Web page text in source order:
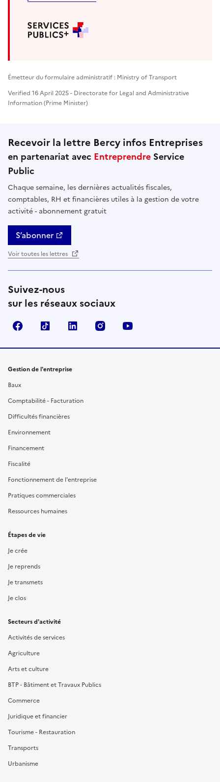
Émetteur du formulaire administratif : Ministry of Transport
Verified 16 April 2025 - Directorate for Legal and Administrative
Information (Prime Minister)
Recevoir la lettre Bercy infos Entreprises
en partenariat avec Entreprendre Service
Public
Chaque semaine, les dernières actualités fiscales,
comptables, RH et financières utiles à la gestion de votre
activité - abonnement gratuit
S’abonner
Voir toutes les lettres
Suivez-nous
sur les réseaux sociaux
FacebookTikTok Linkedin Instagram
Gestion de l'entreprise
Baux
Comptabilité - Facturation
Difficultés financières
Environnement
Financement
Fiscalité
Fonctionnement de l'entreprise
Pratiques commerciales
Ressources humaines
Étapes de vie
Je crée
Je reprends
Je transmets
Je clos
Secteurs d'activité
Activités de services
Agriculture
Arts et culture
BTP - Bâtiment et Travaux Publics
Commerce
Juridique et financier
Tourisme - Restauration
Transports
Urbanisme